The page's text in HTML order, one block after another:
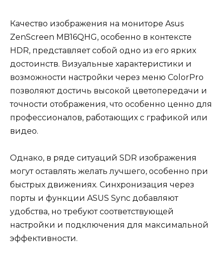
Качество изображения на мониторе Asus
ZenScreen MB16QHG, особенно в контексте
HDR, представляет собой одно из его ярких
достоинств. Визуальные характеристики и
возможности настройки через меню ColorPro
позволяют достичь высокой цветопередачи и
точности отображения, что особенно ценно для
профессионалов, работающих с графикой или
видео.
Однако, в ряде ситуаций SDR изображения
могут оставлять желать лучшего, особенно при
быстрых движениях. Синхронизация через
порты и функции ASUS Sync добавляют
удобства, но требуют соответствующей
настройки и подключения для максимальной
эффективности.